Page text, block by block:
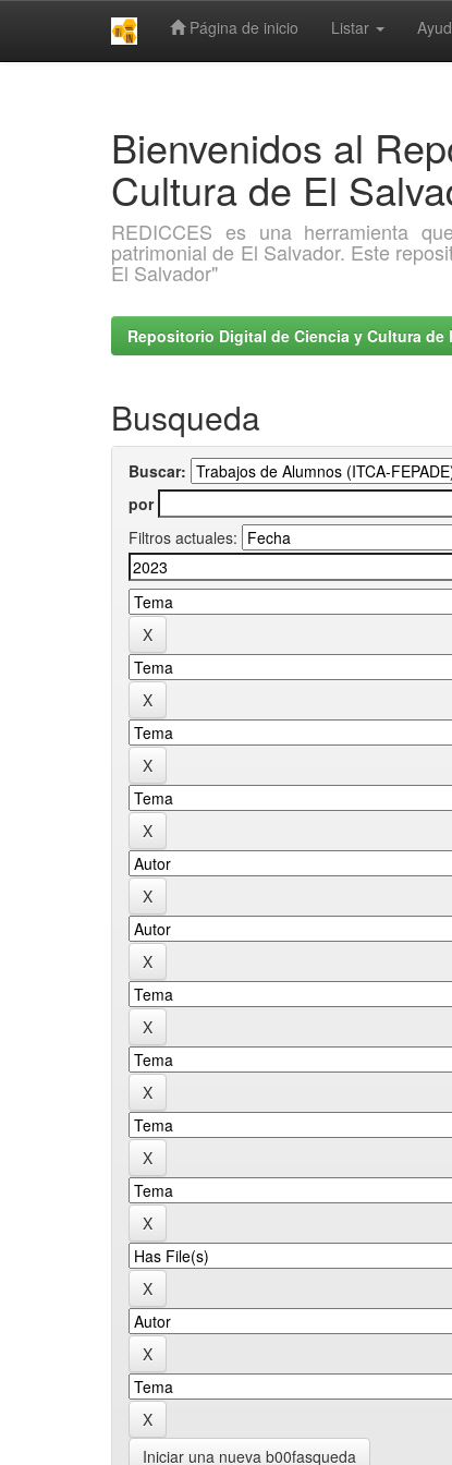
Página de inicio Listar
Bienvenidos al
Cultura de El
REDICCES es una herramienta
patrimonial de El Salvador. Este
El Salvador"
Repositorio Digital de Ciencia y Cultura de
Busqueda
Buscar:
por
Filtros actuales:
Iniciar una nueva b00fasqueda